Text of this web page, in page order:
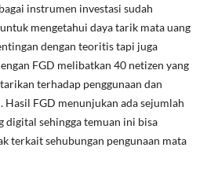
instrumen investasi sudah
mengetahui daya tarik mata uang
dengan teoritis tapi juga
FGD melibatkan 40 netizen yang
terhadap penggunaan dan
Hasil FGD menunjukan ada sejumlah
digital sehingga temuan ini bisa
terkait sehubungan pengunaan mata